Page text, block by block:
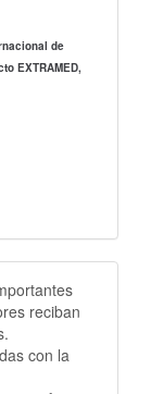
de
EXTRAMED,
reciban
con la